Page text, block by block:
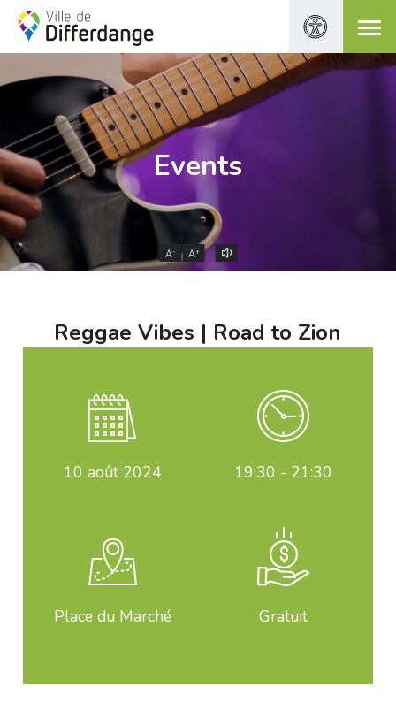
Events
A- A+
Reggae Vibes | Road to Zion
10 août 2024 19:30 - 21:30
Place du Marché Gratuit